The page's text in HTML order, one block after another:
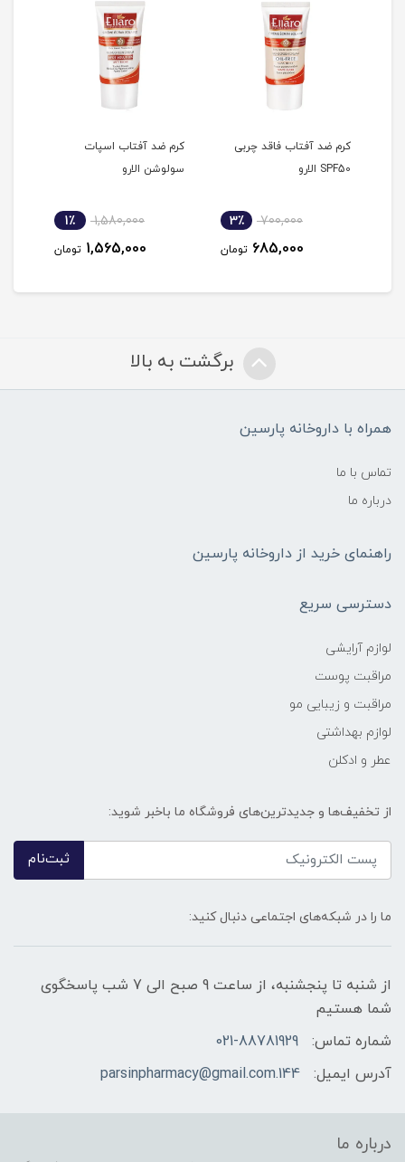
کرم ضد آفتاب فاقد چربی
SPF50 الارو
700,000 3٪
685,000 تومان
کرم ضد آفتاب اسپات
سولوشن الارو
1,580,000 1٪
1,565,000 تومان
برگشت به بالا
همراه با داروخانه پارسین
تماس با ما
درباره ما
راهنمای خرید از داروخانه پارسین
دسترسی سریع
لوازم آرایشی
مراقبت پوست
مراقبت و زیبایی مو
لوازم بهداشتی
عطر و ادکلن
از تخفیف‌ها و جدیدترین‌های فروشگاه ما باخبر شوید:
ثبت‌نام
ما را در شبکه‌های اجتماعی دنبال کنید:
از شنبه تا پنجشنبه، از ساعت 9 صبح الی 7 شب پاسخگوی
شما هستیم
شماره تماس:
021-88781929
آدرس ایمیل:
144.parsinpharmacy@gmail.com
درباره ما